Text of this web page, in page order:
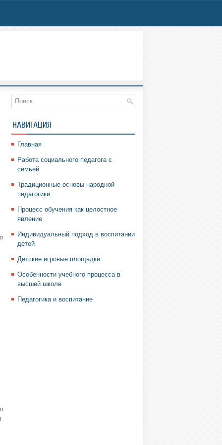
НАВИГАЦИЯ
Главная
Работа социального педагога с
семьей
Традиционные основы народной
педагогики
Процесс обучения как целостное
явление
Индивидуальный подход в воспитании
детей
Детские игровые площадки
Особенности учебного процесса в
высшей школе
Педагогика и воспитание